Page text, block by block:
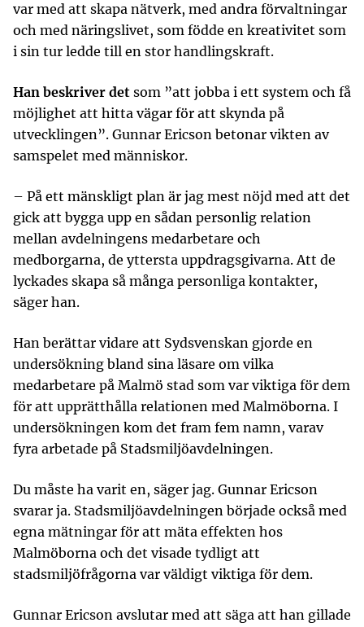
var med att skapa nätverk, med andra förvaltningar
och med näringslivet, som födde en kreativitet som
i sin tur ledde till en stor handlingskraft.
Han beskriver det som ”att jobba i ett system och få
möjlighet att hitta vägar för att skynda på
utvecklingen”. Gunnar Ericson betonar vikten av
samspelet med människor.
– På ett mänskligt plan är jag mest nöjd med att det
gick att bygga upp en sådan personlig relation
mellan avdelningens medarbetare och
medborgarna, de yttersta uppdragsgivarna. Att de
lyckades skapa så många personliga kontakter,
säger han.
Han berättar vidare att Sydsvenskan gjorde en
undersökning bland sina läsare om vilka
medarbetare på Malmö stad som var viktiga för dem
för att upprätthålla relationen med Malmöborna. I
undersökningen kom det fram fem namn, varav
fyra arbetade på Stadsmiljöavdelningen.
Du måste ha varit en, säger jag. Gunnar Ericson
svarar ja. Stadsmiljöavdelningen började också med
egna mätningar för att mäta effekten hos
Malmöborna och det visade tydligt att
stadsmiljöfrågorna var väldigt viktiga för dem.
Gunnar Ericson avslutar med att säga att han gillade